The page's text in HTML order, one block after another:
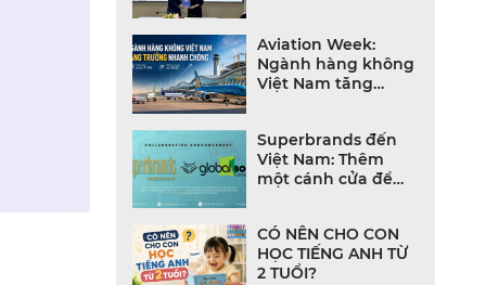
Aviation Week:
Ngành hàng không
Việt Nam tăng
bùng nổ
Superbrands đến
Việt Nam: Thêm
một cánh cửa để
CÓ NÊN CHO CON
HỌC TIẾNG ANH TỪ
2 TUỔI?